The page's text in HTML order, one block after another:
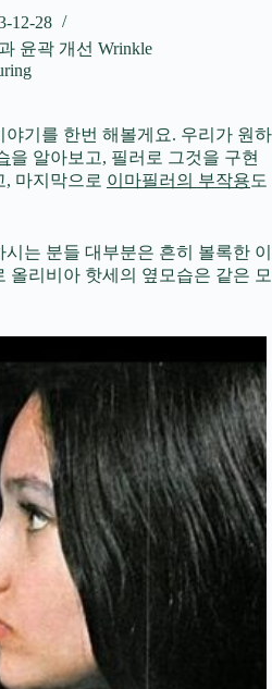
12-28
윤곽 개선 Wrinkle
기를 한번 해볼게요. 우리가 원하
을 알아보고, 필러로 그것을 구현
마지막으로 이마필러의 부작용 도
는 분들 대부분은 흔히 볼록한 이
올리비아 핫세의 옆모습은 같은 모